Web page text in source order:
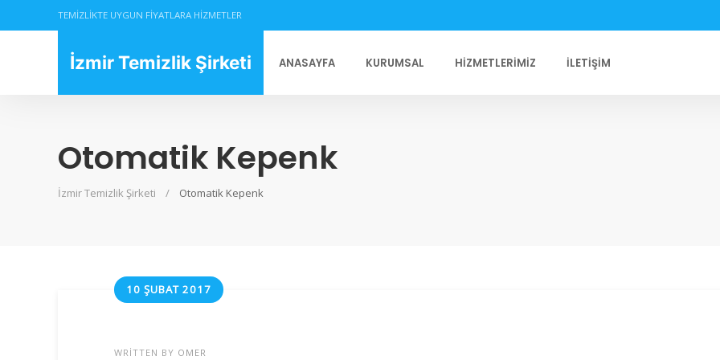
TEMIZLIKTE UYGUN FIYATLARA HIZMETLER
İzmir Temizlik Şirketi ANASAYFA KURUMSAL HIZMETLERIMIZ İLETIŞIM
Otomatik Kepenk
İzmir Temizlik Şirketi Otomatik Kepenk
10 ŞUBAT 2017
WRITTEN BY OMER